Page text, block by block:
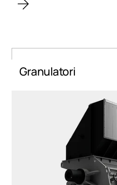
Granulatori